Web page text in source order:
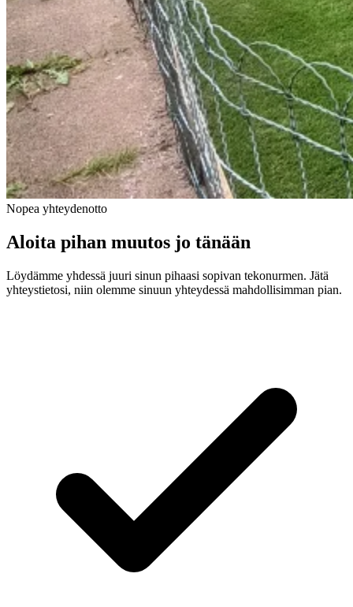
Nopea yhteydenotto
Aloita pihan muutos jo tänään
Löydämme yhdessä juuri sinun pihaasi sopivan tekonurmen. Jätä
yhteystietosi, niin olemme sinuun yhteydessä mahdollisimman pian.